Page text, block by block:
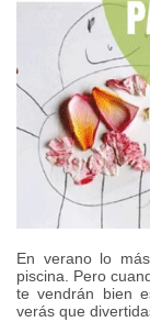
En verano lo
piscina. Pero
te vendrán bien
verás que